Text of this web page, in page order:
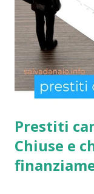
sapesse, tutto è
imposte con la
famiglie italiane.
presentate da tutti
anche extracom...
Prestiti
Chiuse e